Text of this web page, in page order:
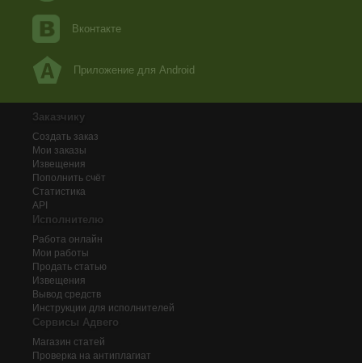
Вконтакте
Приложение для Android
Заказчику
Создать заказ
Мои заказы
Извещения
Пополнить счёт
Статистика
API
Исполнителю
Работа онлайн
Мои работы
Продать статью
Извещения
Вывод средств
Инструкции для исполнителей
Сервисы Адвего
Магазин статей
Проверка на антиплагиат